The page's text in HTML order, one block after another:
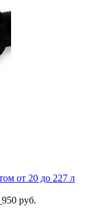
950 руб.